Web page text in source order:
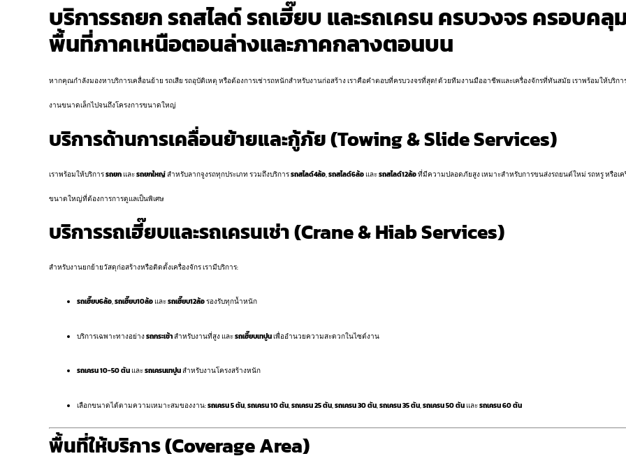
บริการรถยก รถสไลด์ รถเฮี๊ยบ และรถเครน ครบวงจร ครอบคลุ
พื้นที่ภาคเหนือตอนล่างและภาคกลางตอนบน
หากคุณกำลังมองหาบริการเคลื่อนย้าย รถเสีย รถอุบัติเหตุ หรือต้องการเช่ารถหนักสำหรับงานก่อสร้าง เราคือคำตอบที่ครบวงจรที่สุด! ด้วยทีมงานมืออาชีพและเครื่องจักรที่ทันสมัย เราพร้อมให้บริก
งานขนาดเล็กไปจนถึงโครงการขนาดใหญ่
บริการด้านการเคลื่อนย้ายและกู้ภัย (Towing & Slide Services)
เราพร้อมให้บริการรถยก และรถยกใหญ่สำหรับลากจูงรถทุกประเภท รวมถึงบริการรถสไลด์4ล้อ,รถสไลด์6ล้อ และรถสไลด์12ล้อที่มีความปลอดภัยสูง เหมาะสำหรับการขนส่งรถยนต์ใหม่ รถหรู หรือเค
ขนาดใหญ่ที่ต้องการการดูแลเป็นพิเศษ
บริการรถเฮี๊ยบและรถเครนเช่า (Crane & Hiab Services)
สำหรับงานยกย้ายวัสดุก่อสร้างหรือติดตั้งเครื่องจักร เรามีบริการ:
รถเฮี๊ยบ6ล้อ,รถเฮี๊ยบ10ล้อ และรถเฮี๊ยบ12ล้อรองรับทุกน้ำหนัก
บริการเฉพาะทางอย่างรถกระเช้าสำหรับงานที่สูง และรถเฮี๊ยบเทปูนเพื่ออำนวยความสะดวกในไซต์งาน
รถเครน 10-50 ตัน และรถเครนเทปูนสำหรับงานโครงสร้างหนัก
เลือกขนาดได้ตามความเหมาะสมของงาน:รถเครน 5 ตัน,รถเครน 10 ตัน,รถเครน 25 ตัน,รถเครน 30 ตัน,รถเครน 35 ตัน,รถเครน 50 ตัน และรถเครน 60 ตัน
พื้นที่ให้บริการ (Coverage Area)